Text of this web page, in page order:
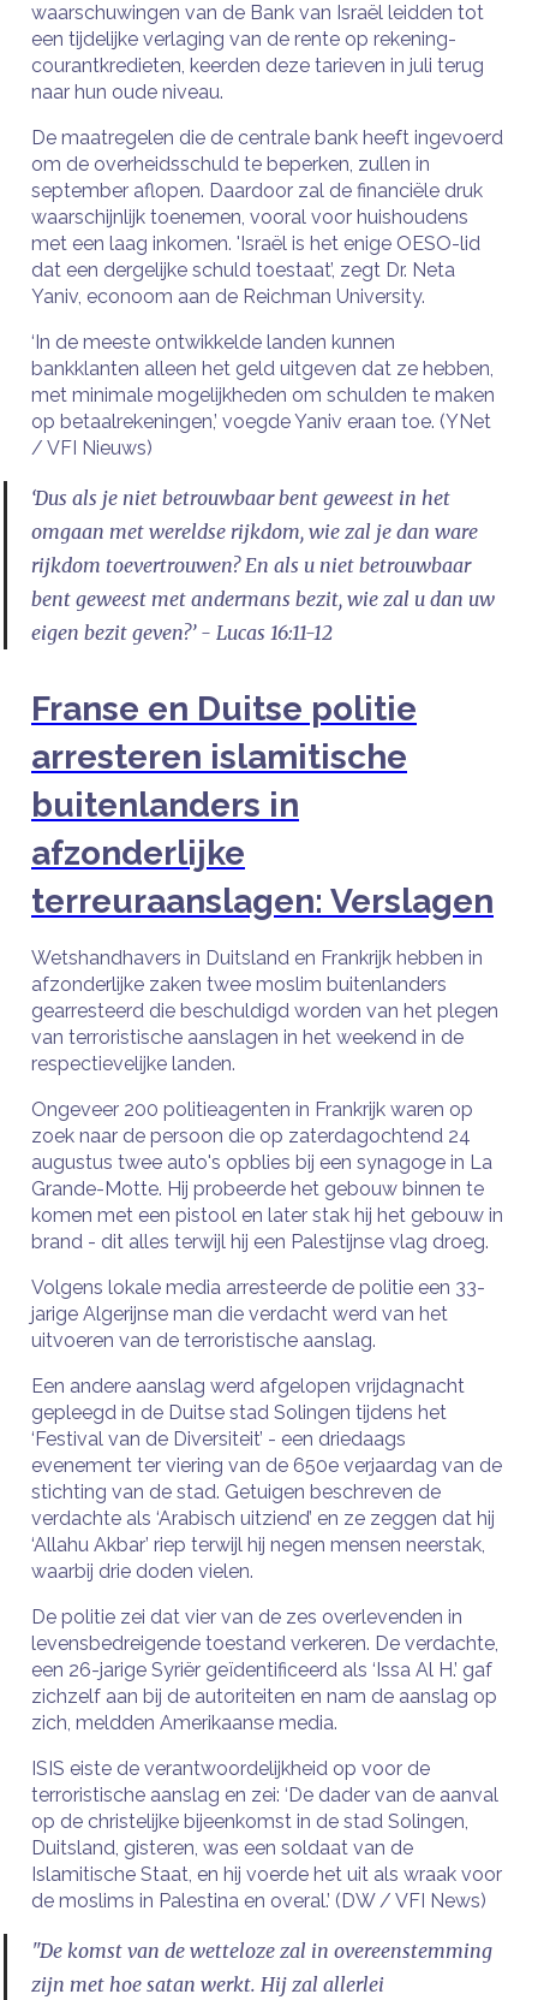
waarschuwingen van de Bank van Israël leidden tot
een tijdelijke verlaging van de rente op rekening-
courantkredieten, keerden deze tarieven in juli terug
naar hun oude niveau.
De maatregelen die de centrale bank heeft ingevoerd
om de overheidsschuld te beperken, zullen in
september aflopen. Daardoor zal de financiële druk
waarschijnlijk toenemen, vooral voor huishoudens
met een laag inkomen. 'Israël is het enige OESO-lid
dat een dergelijke schuld toestaat’, zegt Dr. Neta
Yaniv, econoom aan de Reichman University.
‘In de meeste ontwikkelde landen kunnen
bankklanten alleen het geld uitgeven dat ze hebben,
met minimale mogelijkheden om schulden te maken
op betaalrekeningen,’ voegde Yaniv eraan toe. (YNet
/ VFI Nieuws)
‘Dus als je niet betrouwbaar bent geweest in het
omgaan met wereldse rijkdom, wie zal je dan ware
rijkdom toevertrouwen? En als u niet betrouwbaar
bent geweest met andermans bezit, wie zal u dan uw
eigen bezit geven?’ - Lucas 16:11-12
Franse en Duitse politie
arresteren islamitische
buitenlanders in
afzonderlijke
terreuraanslagen: Verslagen
Wetshandhavers in Duitsland en Frankrijk hebben in
afzonderlijke zaken twee moslim buitenlanders
gearresteerd die beschuldigd worden van het plegen
van terroristische aanslagen in het weekend in de
respectievelijke landen.
Ongeveer 200 politieagenten in Frankrijk waren op
zoek naar de persoon die op zaterdagochtend 24
augustus twee auto's opblies bij een synagoge in La
Grande-Motte. Hij probeerde het gebouw binnen te
komen met een pistool en later stak hij het gebouw in
brand - dit alles terwijl hij een Palestijnse vlag droeg.
Volgens lokale media arresteerde de politie een 33-
jarige Algerijnse man die verdacht werd van het
uitvoeren van de terroristische aanslag.
Een andere aanslag werd afgelopen vrijdagnacht
gepleegd in de Duitse stad Solingen tijdens het
‘Festival van de Diversiteit’ - een driedaags
evenement ter viering van de 650e verjaardag van de
stichting van de stad. Getuigen beschreven de
verdachte als ‘Arabisch uitziend’ en ze zeggen dat hij
‘Allahu Akbar’ riep terwijl hij negen mensen neerstak,
waarbij drie doden vielen.
De politie zei dat vier van de zes overlevenden in
levensbedreigende toestand verkeren. De verdachte,
een 26-jarige Syriër geïdentificeerd als ‘Issa Al H.’ gaf
zichzelf aan bij de autoriteiten en nam de aanslag op
zich, meldden Amerikaanse media.
ISIS eiste de verantwoordelijkheid op voor de
terroristische aanslag en zei: ‘De dader van de aanval
op de christelijke bijeenkomst in de stad Solingen,
Duitsland, gisteren, was een soldaat van de
Islamitische Staat, en hij voerde het uit als wraak voor
de moslims in Palestina en overal.’ (DW / VFI News)
"De komst van de wetteloze zal in overeenstemming
zijn met hoe satan werkt. Hij zal allerlei